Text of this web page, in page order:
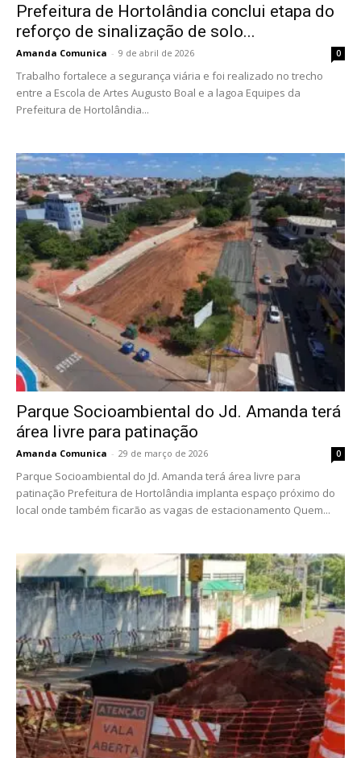
Prefeitura de Hortolândia conclui etapa do
reforço de sinalização de solo...
Amanda Comunica - 9 de abril de 2026 0
Trabalho fortalece a segurança viária e foi realizado no trecho
entre a Escola de Artes Augusto Boal e a lagoa Equipes da
Prefeitura de Hortolândia...
Parque Socioambiental do Jd. Amanda terá
área livre para patinação
Amanda Comunica - 29 de março de 2026 0
Parque Socioambiental do Jd. Amanda terá área livre para
patinação Prefeitura de Hortolândia implanta espaço próximo do
local onde também ficarão as vagas de estacionamento Quem...